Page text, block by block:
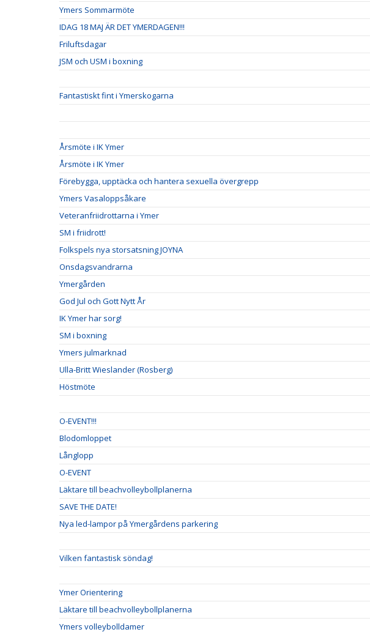
Ymers Sommarmöte
IDAG 18 MAJ ÄR DET YMERDAGEN!!!
Friluftsdagar
JSM och USM i boxning
Fantastiskt fint i Ymerskogarna
Årsmöte i IK Ymer
Årsmöte i IK Ymer
Förebygga, upptäcka och hantera sexuella övergrepp
Ymers Vasaloppsåkare
Veteranfriidrottarna i Ymer
SM i friidrott!
Folkspels nya storsatsning JOYNA
Onsdagsvandrarna
Ymergården
God Jul och Gott Nytt År
IK Ymer har sorg!
SM i boxning
Ymers julmarknad
Ulla-Britt Wieslander (Rosberg)
Höstmöte
O-EVENT!!!
Blodomloppet
Långlopp
O-EVENT
Läktare till beachvolleybollplanerna
SAVE THE DATE!
Nya led-lampor på Ymergårdens parkering
Vilken fantastisk söndag!
Ymer Orientering
Läktare till beachvolleybollplanerna
Ymers volleybolldamer